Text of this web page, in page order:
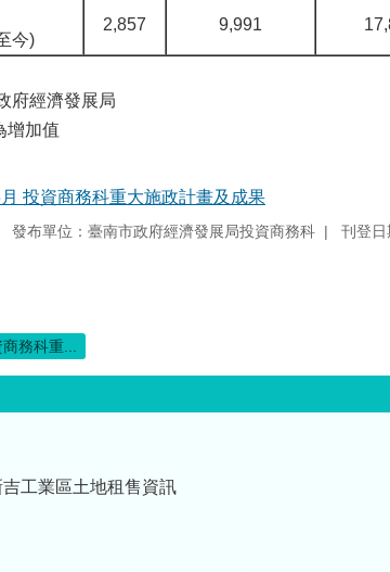
今)
2,857 9,991
府經濟發展局
增加值
投資商務科重大施政計畫及成果
發布單位：臺南市政府經濟發展局投資商務科 刊登
務科重...
吉工業區土地租售資訊